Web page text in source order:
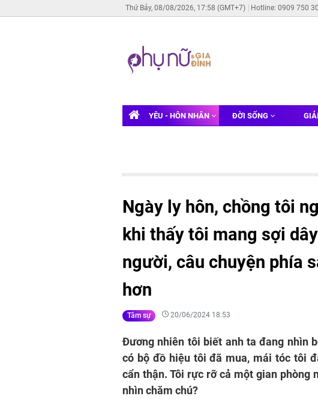
Thứ Bảy, 08/08/2026, 17:58 (GMT+7) Hotline: 0909 750
YÊU - HÔN NHÂN ĐỜI SỐNG
Ngày ly hôn, chồng tôi
khi thấy tôi mang sợi
người, câu chuyện phía
hơn
Tâm sự 20/06/2024 18:53
Đương nhiên tôi biết anh ta đang nhìn
có bộ đồ hiệu tôi đã mua, mái tóc tôi
cẩn thận. Tôi rực rỡ cả một gian
nhìn chăm chú?